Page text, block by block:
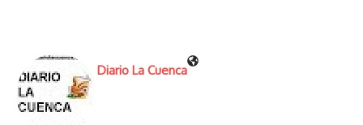
Diario La Cuenca